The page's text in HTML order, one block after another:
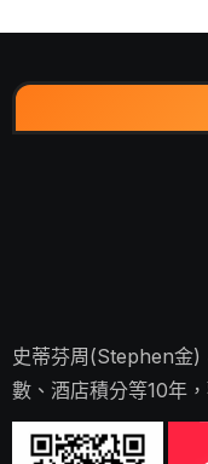
史蒂芬周(Stephen金)
數、酒店積分等10年